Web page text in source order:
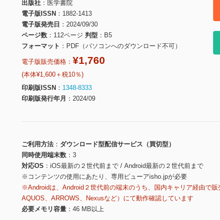
出版社
医学書院
電子版ISSN
1882-1413
電子版発売日
2024/09/30
ページ数
112ページ 判型
B5
フォーマット
PDF（パソコンへのダウンロード不可）
電子版販売価格： ¥1,760
(本体¥1,600＋税10％)
印刷版ISSN
1348-8333
印刷版発行年月
2024/09
ご利用方法
ダウンロード型配信サービス（買切型）
同時使用端末数
3
対応OS
iOS最新の２世代前まで / Android最新の２世代前まで
※コンテンツの使用にあたり、専用ビューアisho.jpが必要
※Androidは、Android２世代前の端末のうち、国内キャリア経由で
AQUOS、ARROWS、Nexusなど）にて動作確認しています
必要メモリ容量
46 MB以上